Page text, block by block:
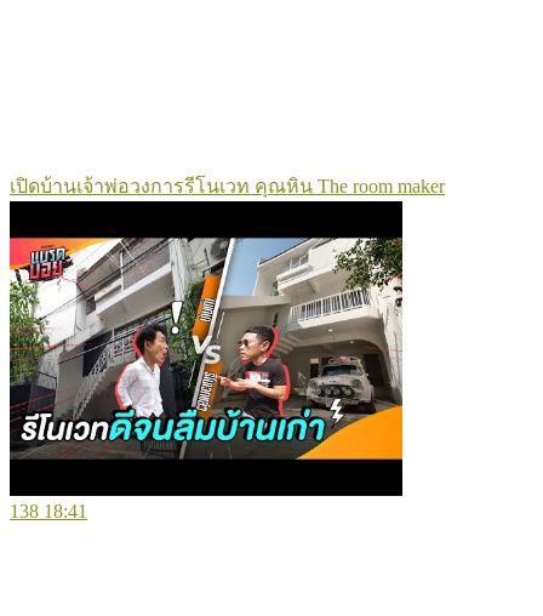
เปิดบ้านเจ้าพ่อวงการรีโนเวท คุณหิน The room maker
138 18:41